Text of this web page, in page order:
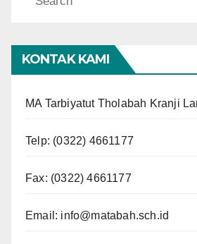
KONTAK KAMI
MA Tarbiyatut Tholabah Kranji
Telp: (0322) 4661177
Fax: (0322) 4661177
Email: info@matabah.sch.id